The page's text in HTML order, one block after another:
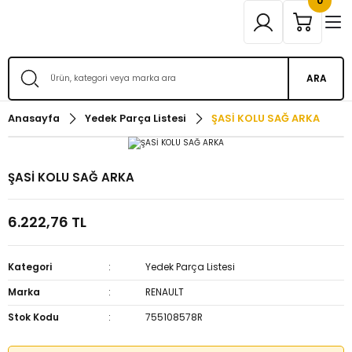
ARA
Anasayfa Yedek Parça Listesi ŞASİ KOLU SAĞ ARKA
ŞASİ KOLU SAĞ ARKA
6.222,76 TL
Kategori
Yedek Parça Listesi
Marka
RENAULT
Stok Kodu
755108578R